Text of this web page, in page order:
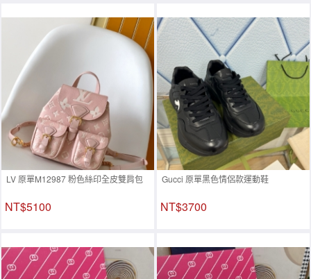
LV 原單M12987 粉色絲印全皮雙肩包
NT$5100
Gucci 原單黑色情侶款運動鞋
NT$3700